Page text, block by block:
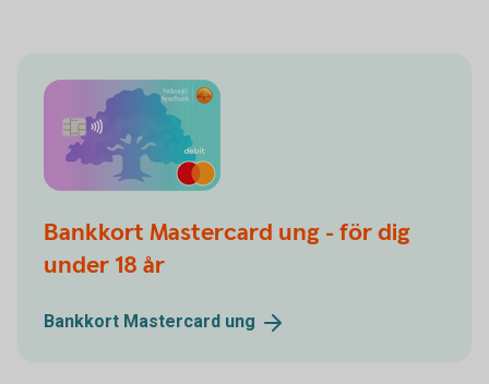
Bankkort Mastercard ung - för dig
under 18 år
Bankkort Mastercard ung